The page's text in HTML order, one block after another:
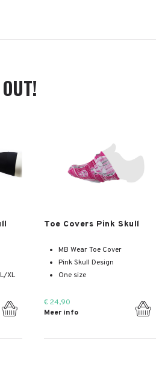
XL
Toe Covers Pink Skull
MB Wear Toe Cover
Pink Skull Design
One size
€ 24,90
Meer info